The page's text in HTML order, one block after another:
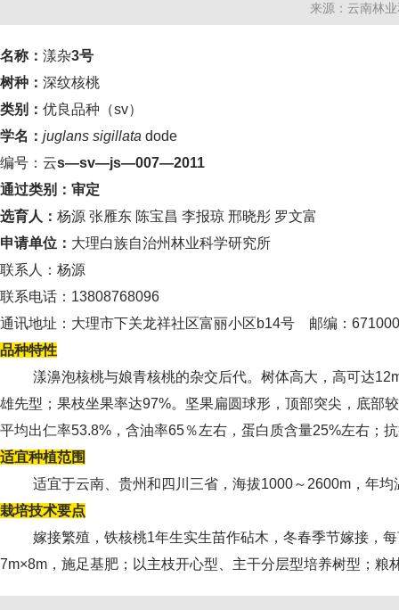
来源：云南林
名称： 漾杂3号
树种： 深纹核桃
类别： 优良品种（sv）
学名： juglans sigillata dode
编号：云s—sv—js—007—2011
通过类别：审定
选育人： 杨源 张雁东 陈宝昌 李报琼 邢晓彤 罗文富
申请单位： 大理白族自治州林业科学研究所
联系人：杨源
联系电话： 13808768096
通讯地址：大理市下关龙祥社区富丽小区b14号 邮编：671000
品种特性
漾濞泡核桃与娘青核桃的杂交后代。树体高大，高可达
雄先型；果枝坐果率达97%。坚果扁圆球形，顶部突尖，底部
平均出仁率53.8%，含油率65％左右，蛋白质含量25%左右；
适宜种植范围
适宜于云南、贵州和四川三省，海拔1000～2600m，年
栽培技术要点
嫁接繁殖，铁核桃1年生实生苗作砧木，冬春季节嫁接，
7m×8m，施足基肥；以主枝开心型、主干分层型培养树型；